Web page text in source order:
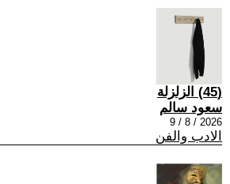
(45) الزلزلة
سعود سالم
2026 / 8 / 9
الادب والفن